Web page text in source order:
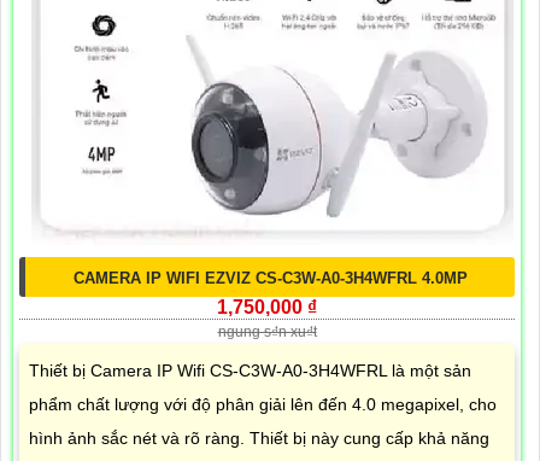
CAMERA IP WIFI EZVIZ CS-C3W-A0-3H4WFRL 4.0MP
1,750,000 ₫
ngung s₫n xu₫t
Thiết bị Camera IP Wifi CS-C3W-A0-3H4WFRL là một sản
phẩm chất lượng với độ phân giải lên đến 4.0 megapixel, cho
hình ảnh sắc nét và rõ ràng. Thiết bị này cung cấp khả năng